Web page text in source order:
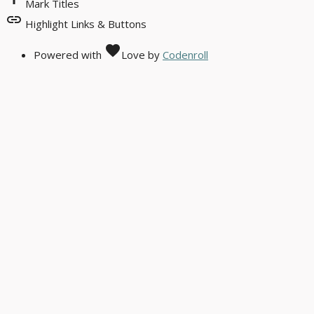
Mark Titles
link Highlight Links & Buttons
Powered with favoriteLove by Codenroll